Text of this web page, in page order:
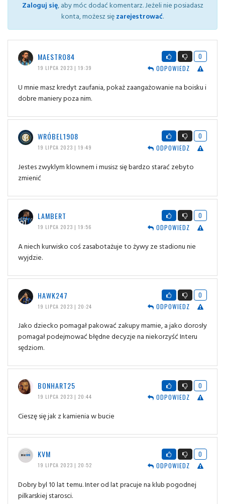
Zaloguj się, aby móc dodać komentarz. Jeżeli nie posiadasz
konta, możesz sięzarejestrować.
MAESTRO84
19 LIPCA 2023 | 19:39
0
ODPOWIEDZ
U mnie masz kredyt zaufania, pokaż zaangażowanie na boisku i
dobre maniery poza nim.
WRÓBEL1908
19 LIPCA 2023 | 19:49
0
ODPOWIEDZ
Jestes zwyklym klownem i musisz się bardzo starać zebyto
zmienić
LAMBERT
19 LIPCA 2023 | 19:56
0
ODPOWIEDZ
A niech kurwisko coś zasabotażuje to żywy ze stadionu nie
wyjdzie.
HAWK247
19 LIPCA 2023 | 20:24
0
ODPOWIEDZ
Jako dziecko pomagał pakować zakupy mamie, a jako dorosły
pomagał podejmować błędne decyzje na niekorzyść Interu
sędziom.
BONHART25
19 LIPCA 2023 | 20:44
0
ODPOWIEDZ
Cieszę się jak z kamienia w bucie
KVM
19 LIPCA 2023 | 20:52
0
ODPOWIEDZ
Dobry byl 10 lat temu. Inter od lat pracuje na klub pogodnej
pilkarskiej starosci.